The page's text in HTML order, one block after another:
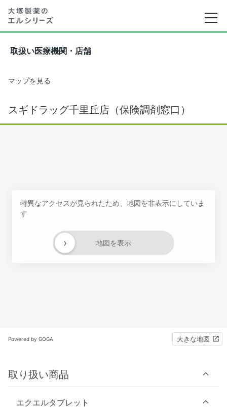
取扱い医療機関・店舗
マップを見る
スギドラッグ千里丘店（保険調剤窓口）
特異なアクセスが見られたため、地図を非表示にしていま
す
地図を表示
›
Powered by GOGA 大きな地図
取り扱い商品
エクエルタブレット